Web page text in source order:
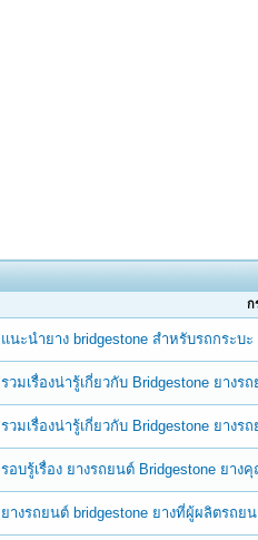
ก
แนะนำยาง bridgestone สำหรับรถกระบะ
รวมเรื่องน่ารู้เกี่ยวกับ Bridgestone ยาง
รวมเรื่องน่ารู้เกี่ยวกับ Bridgestone ยาง
รอบรู้เรื่อง ยางรถยนต์ Bridgestone ยา
ยางรถยนต์ bridgestone ยางที่ผู้ผลิตรถยน